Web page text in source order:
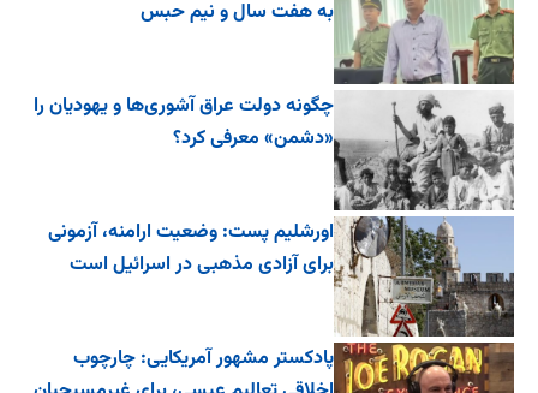
به هفت سال و نیم حبس
چگونه دولت عراق آشوری‌ها و یهودیان را
«دشمن» معرفی کرد؟
اورشلیم پست: وضعیت ارامنه، آزمونی
برای آزادی مذهبی در اسرائیل است
پادکستر مشهور آمریکایی: چارچوب